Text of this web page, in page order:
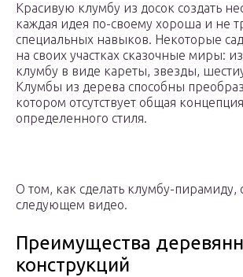
Красивую клумбу из досок создать
каждая идея по-своему хороша и не
специальных навыков. Некоторые
на своих участках сказочные миры:
клумбу в виде кареты, звезды,
Клумбы из дерева способны
котором отсутствует общая
определенного стиля.
О том, как сделать клумбу-пирамиду,
следующем видео.
Преимущества
конструкций